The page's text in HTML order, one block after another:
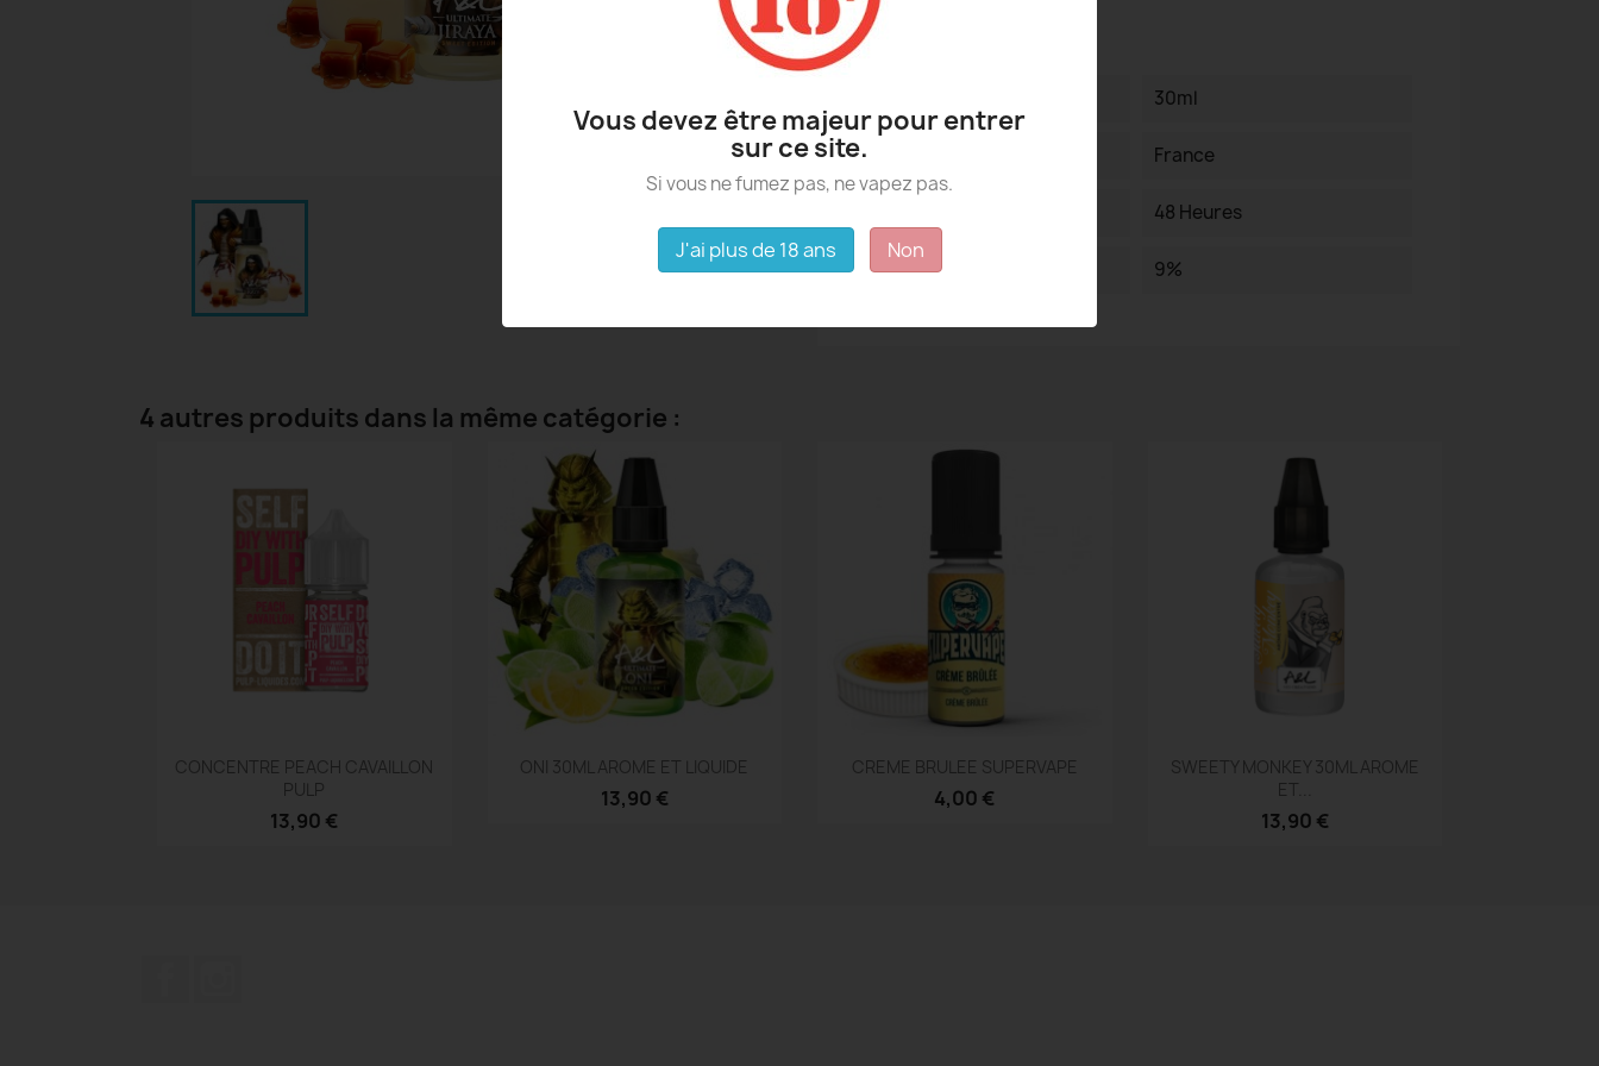
30ml
France
48 Heures
Dosage 9%
4 autres produits dans la même catégorie :
Aperçu rapide
CONCENTRE PEACH CAVAILLON
PULP
13,90 €
Aperçu rapide
ONI 30ML AROME ET LIQUIDE
13,90 €
 Aperçu rapide
CREME BRULEE SUPERVAPE
4,00 €
Aperçu rapide
SWEETY MONKEY 30ML AROME
ET...
13,90 €
Vous devez être majeur pour entrer
sur ce site.
Si vous ne fumez pas, ne vapez pas.
J'ai plus de 18 ans Non